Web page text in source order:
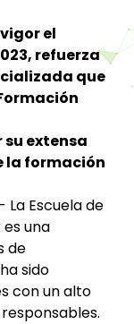
el
refuerza
que
su extensa
la formación
La Escuela de
una
de
sido
con un alto